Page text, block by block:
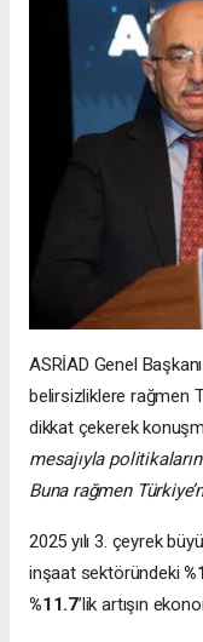
ASRİAD Genel Başkanı
belirsizliklere rağmen
dikkat çekerek
mesajıyla
Buna rağmen
2025 yılı 3. çeyrek
inşaat sektöründeki
%11.7’lik artışın